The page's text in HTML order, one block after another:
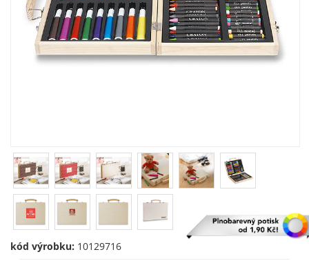
kód výrobku: 10129716